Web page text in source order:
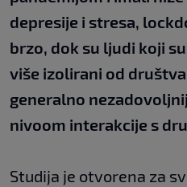
depresije i stresa,
brzo, dok su ljudi koji
više izolirani od
generalno
nivoom interakcije s
Studija je otvorena za